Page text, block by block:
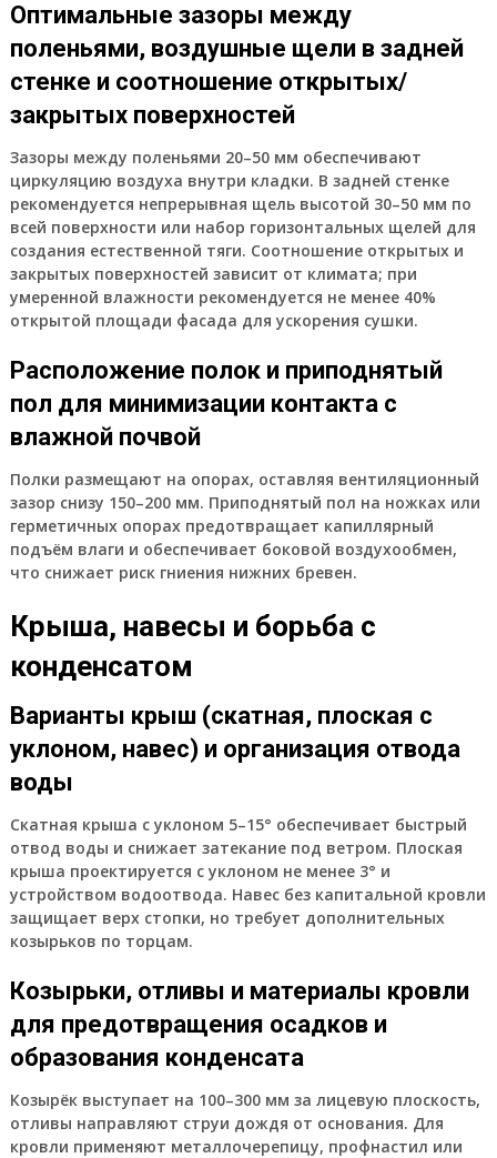
Оптимальные зазоры между
поленьями, воздушные щели в задней
стенке и соотношение открытых/
закрытых поверхностей
Зазоры между поленьями 20–50 мм обеспечивают
циркуляцию воздуха внутри кладки. В задней стенке
рекомендуется непрерывная щель высотой 30–50 мм по
всей поверхности или набор горизонтальных щелей для
создания естественной тяги. Соотношение открытых и
закрытых поверхностей зависит от климата; при
умеренной влажности рекомендуется не менее 40%
открытой площади фасада для ускорения сушки.
Расположение полок и приподнятый
пол для минимизации контакта с
влажной почвой
Полки размещают на опорах, оставляя вентиляционный
зазор снизу 150–200 мм. Приподнятый пол на ножках или
герметичных опорах предотвращает капиллярный
подъём влаги и обеспечивает боковой воздухообмен,
что снижает риск гниения нижних бревен.
Крыша, навесы и борьба с
конденсатом
Варианты крыш (скатная, плоская с
уклоном, навес) и организация отвода
воды
Скатная крыша с уклоном 5–15° обеспечивает быстрый
отвод воды и снижает затекание под ветром. Плоская
крыша проектируется с уклоном не менее 3° и
устройством водоотвода. Навес без капитальной кровли
защищает верх стопки, но требует дополнительных
козырьков по торцам.
Козырьки, отливы и материалы кровли
для предотвращения осадков и
образования конденсата
Козырёк выступает на 100–300 мм за лицевую плоскость,
отливы направляют струи дождя от основания. Для
кровли применяют металлочерепицу, профнастил или